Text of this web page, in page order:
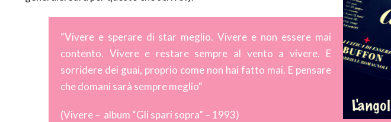
“Vivere e sperare di star meglio. Vivere e non essere mai
contento. Vivere e restare sempre al vento a vivere. E
sorridere dei guai, proprio come non hai fatto mai. E pensare
che domani sarà sempre meglio“
(Vivere – album “Gli spari sopra” – 1993)